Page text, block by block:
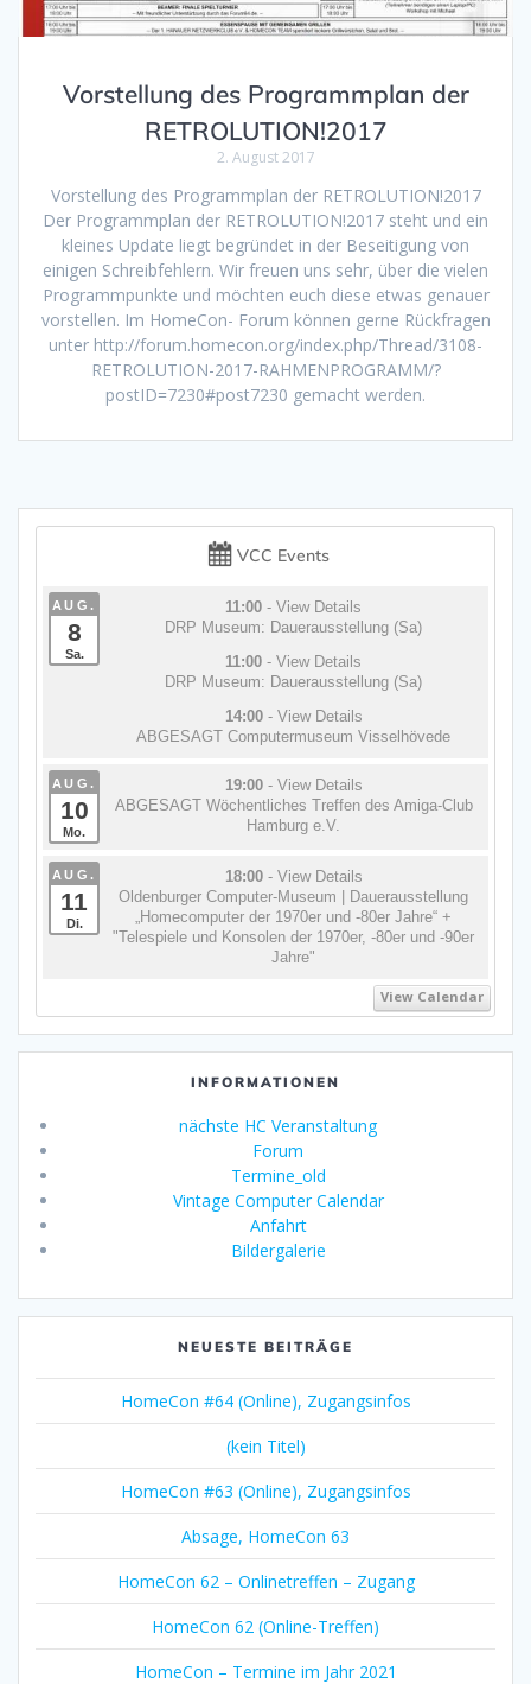
Vorstellung des Programmplan der
RETROLUTION!2017
2. August 2017
Vorstellung des Programmplan der RETROLUTION!2017
Der Programmplan der RETROLUTION!2017 steht und ein
kleines Update liegt begründet in der Beseitigung von
einigen Schreibfehlern. Wir freuen uns sehr, über die vielen
Programmpunkte und möchten euch diese etwas genauer
vorstellen. Im HomeCon- Forum können gerne Rückfragen
unter http://forum.homecon.org/index.php/Thread/3108-
RETROLUTION-2017-RAHMENPROGRAMM/?
postID=7230#post7230 gemacht werden.
VCC Events
AUG.
8
Sa.
11:00 - View Details
DRP Museum: Dauerausstellung (Sa)
11:00 - View Details
DRP Museum: Dauerausstellung (Sa)
14:00 - View Details
ABGESAGT Computermuseum Visselhövede
AUG.
10
Mo.
19:00 - View Details
ABGESAGT Wöchentliches Treffen des Amiga-Club
Hamburg e.V.
AUG.
11
Di.
18:00 - View Details
Oldenburger Computer-Museum | Dauerausstellung
„Homecomputer der 1970er und -80er Jahre“ +
"Telespiele und Konsolen der 1970er, -80er und -90er
Jahre"
View Calendar
INFORMATIONEN
nächste HC Veranstaltung
Forum
Termine_old
Vintage Computer Calendar
Anfahrt
Bildergalerie
NEUESTE BEITRÄGE
HomeCon #64 (Online), Zugangsinfos
(kein Titel)
HomeCon #63 (Online), Zugangsinfos
Absage, HomeCon 63
HomeCon 62 – Onlinetreffen – Zugang
HomeCon 62 (Online-Treffen)
HomeCon – Termine im Jahr 2021